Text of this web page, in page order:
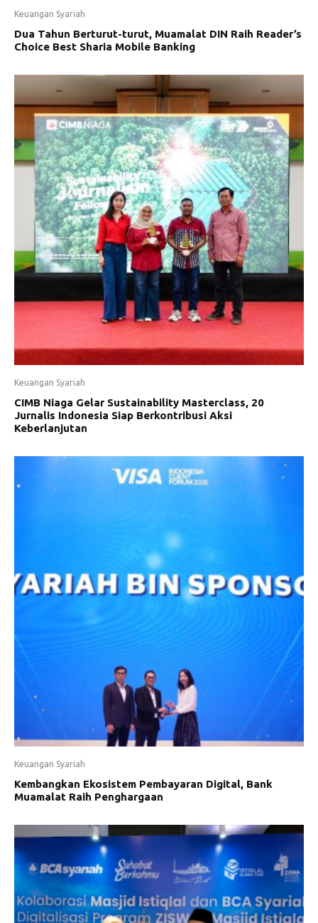
Keuangan Syariah
Dua Tahun Berturut-turut, Muamalat DIN Raih Reader’s
Choice Best Sharia Mobile Banking
Keuangan Syariah
CIMB Niaga Gelar Sustainability Masterclass, 20
Jurnalis Indonesia Siap Berkontribusi Aksi
Keberlanjutan
Keuangan Syariah
Kembangkan Ekosistem Pembayaran Digital, Bank
Muamalat Raih Penghargaan